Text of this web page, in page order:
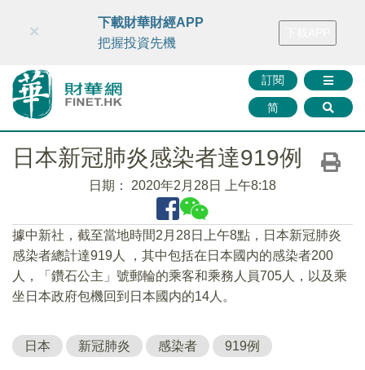
財華智庫網 FINTV FINMETA 財華證券 媒體矩陣
訂閱
简
×
下載財華財經APP
把握投資先機
日本新冠肺炎感染者達919例
日期： 2020年2月28日 上午8:18
據中新社，截至當地時間2月28日上午8點，日本新冠肺炎
感染者總計達919人 ，其中包括在日本國内的感染者200
人，「鑽石公主」號郵輪的乘客和乘務人員705人，以及乘
坐日本政府包機回到日本國内的14人。
日本 新冠肺炎 感染者 919例